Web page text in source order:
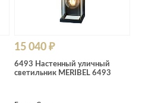
15 040 ₽
6493 Настенный уличный
светильник MERIBEL 6493